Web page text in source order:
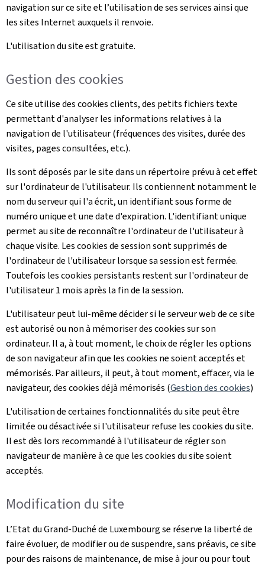
navigation sur ce site et l’utilisation de ses services ainsi que
les sites Internet auxquels il renvoie.
L'utilisation du site est gratuite.
Gestion des cookies
Ce site utilise des cookies clients, des petits fichiers texte
permettant d'analyser les informations relatives à la
navigation de l'utilisateur (fréquences des visites, durée des
visites, pages consultées, etc.).
Ils sont déposés par le site dans un répertoire prévu à cet effet
sur l'ordinateur de l'utilisateur. Ils contiennent notamment le
nom du serveur qui l'a écrit, un identifiant sous forme de
numéro unique et une date d'expiration. L'identifiant unique
permet au site de reconnaître l'ordinateur de l'utilisateur à
chaque visite. Les cookies de session sont supprimés de
l'ordinateur de l'utilisateur lorsque sa session est fermée.
Toutefois les cookies persistants restent sur l'ordinateur de
l'utilisateur 1 mois après la fin de la session.
L'utilisateur peut lui-même décider si le serveur web de ce site
est autorisé ou non à mémoriser des cookies sur son
ordinateur. Il a, à tout moment, le choix de régler les options
de son navigateur afin que les cookies ne soient acceptés et
mémorisés. Par ailleurs, il peut, à tout moment, effacer, via le
navigateur, des cookies déjà mémorisés (Gestion des cookies)
L'utilisation de certaines fonctionnalités du site peut être
limitée ou désactivée si l'utilisateur refuse les cookies du site.
Il est dès lors recommandé à l'utilisateur de régler son
navigateur de manière à ce que les cookies du site soient
acceptés.
Modification du site
L’Etat du Grand-Duché de Luxembourg se réserve la liberté de
faire évoluer, de modifier ou de suspendre, sans préavis, ce site
pour des raisons de maintenance, de mise à jour ou pour tout